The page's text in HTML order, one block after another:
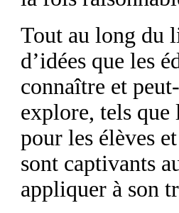
Tout au long du
d’idées que les
connaître et
explore, tels que
pour les élèves
sont captivants
appliquer à son